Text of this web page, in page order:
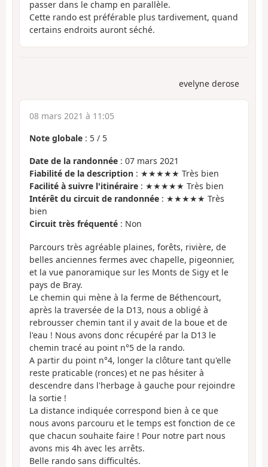
passer dans le champ en parallèle.
Cette rando est préférable plus tardivement, quand
certains endroits auront séché.
evelyne derose
08 mars 2021 à 11:05
Note globale : 5 / 5
Date de la randonnée : 07 mars 2021
Fiabilité de la description : ★★★★★ Très bien
Facilité à suivre l'itinéraire : ★★★★★ Très bien
Intérêt du circuit de randonnée : ★★★★★ Très
bien
Circuit très fréquenté : Non
Parcours très agréable plaines, forêts, rivière, de
belles anciennes fermes avec chapelle, pigeonnier,
et la vue panoramique sur les Monts de Sigy et le
pays de Bray.
Le chemin qui mène à la ferme de Béthencourt,
après la traversée de la D13, nous a obligé à
rebrousser chemin tant il y avait de la boue et de
l'eau ! Nous avons donc récupéré par la D13 le
chemin tracé au point n°5 de la rando.
A partir du point n°4, longer la clôture tant qu'elle
reste praticable (ronces) et ne pas hésiter à
descendre dans l'herbage à gauche pour rejoindre
la sortie !
La distance indiquée correspond bien à ce que
nous avons parcouru et le temps est fonction de ce
que chacun souhaite faire ! Pour notre part nous
avons mis 4h avec les arrêts.
Belle rando sans difficultés.